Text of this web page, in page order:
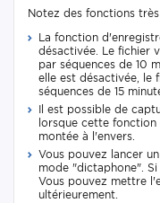
Notez des fonctions
La fonction
désactivée. Le fichier
par séquences de 10
elle est désactivée, le
séquences de 15
Il est possible de
lorsque cette fonction
montée à l'envers.
Vous pouvez lancer
mode "dictaphone".
Vous pouvez mettre
ultérieurement.